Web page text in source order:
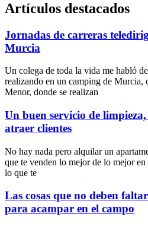
Artículos destacados
Jornadas de carreras
Murcia
Un colega de toda la vida me habló
realizando en un camping de Murcia,
Menor, donde se realizan
Un buen servicio de
atraer clientes
No hay nada pero alquilar un
que te venden lo mejor de lo mejor
lo que te
Las cosas que no deben
para acampar en el campo